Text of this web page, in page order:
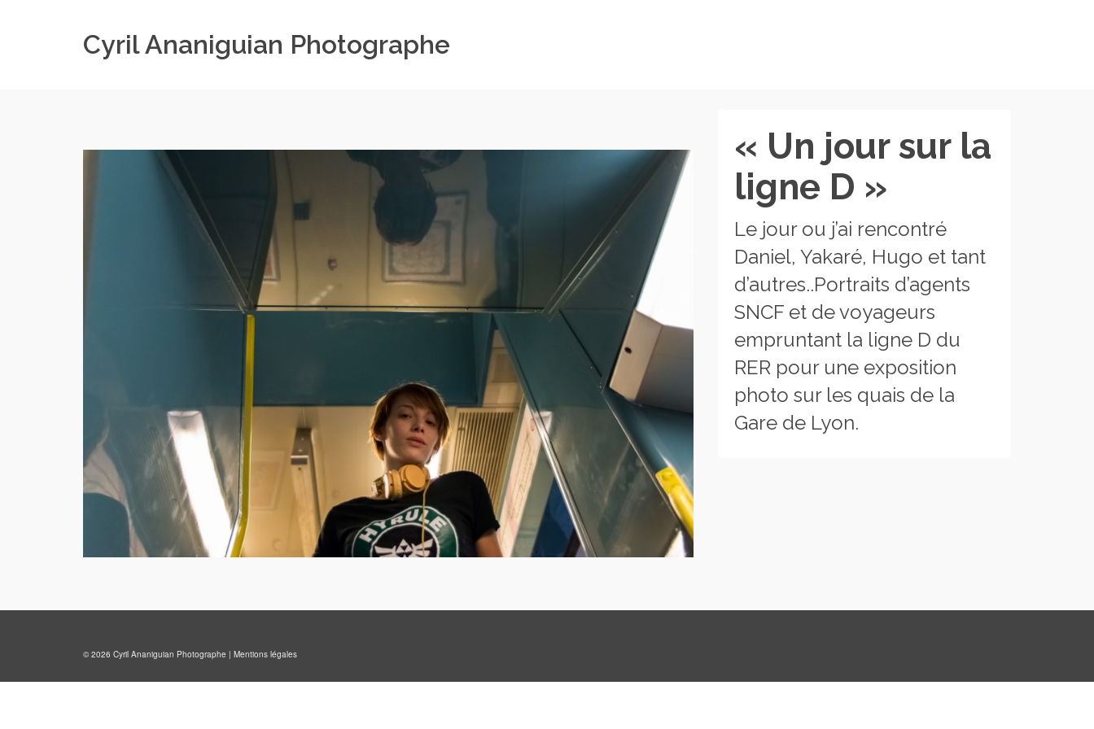
Cyril Ananiguian Photographe
« Un jour sur la
ligne D »
Le jour ou j’ai rencontré
Daniel, Yakaré, Hugo et tant
d’autres..Portraits d’agents
SNCF et de voyageurs
empruntant la ligne D du
RER pour une exposition
photo sur les quais de la
Gare de Lyon.
© 2026 Cyril Ananiguian Photographe | Mentions légales